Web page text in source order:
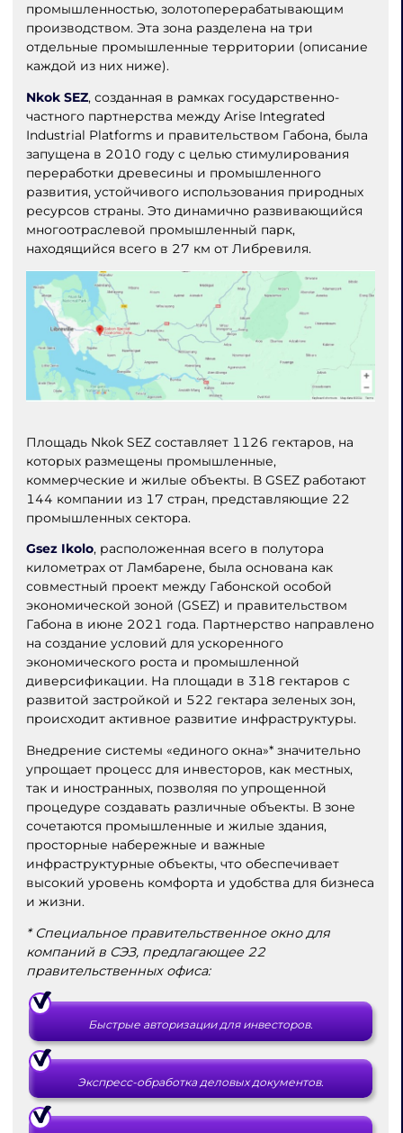
промышленностью, золотоперерабатывающим
производством. Эта зона разделена на три
отдельные промышленные территории (описание
каждой из них ниже).
Nkok SEZ, созданная в рамках государственно-
частного партнерства между Arise Integrated
Industrial Platforms и правительством Габона, была
запущена в 2010 году с целью стимулирования
переработки древесины и промышленного
развития, устойчивого использования природных
ресурсов страны. Это динамично развивающийся
многоотраслевой промышленный парк,
находящийся всего в 27 км от Либревиля.
Площадь Nkok SEZ составляет 1126 гектаров, на
которых размещены промышленные,
коммерческие и жилые объекты. В GSEZ работают
144 компании из 17 стран, представляющие 22
промышленных сектора.
Gsez Ikolo, расположенная всего в полутора
километрах от Ламбарене, была основана как
совместный проект между Габонской особой
экономической зоной (GSEZ) и правительством
Габона в июне 2021 года. Партнерство направлено
на создание условий для ускоренного
экономического роста и промышленной
диверсификации. На площади в 318 гектаров с
развитой застройкой и 522 гектара зеленых зон,
происходит активное развитие инфраструктуры.
Внедрение системы «единого окна»* значительно
упрощает процесс для инвесторов, как местных,
так и иностранных, позволяя по упрощенной
процедуре создавать различные объекты. В зоне
сочетаются промышленные и жилые здания,
просторные набережные и важные
инфраструктурные объекты, что обеспечивает
высокий уровень комфорта и удобства для бизнеса
и жизни.
* Специальное правительственное окно для
компаний в СЭЗ, предлагающее 22
правительственных офиса:
Быстрые авторизации для инвесторов.
Экспресс-обработка деловых документов.